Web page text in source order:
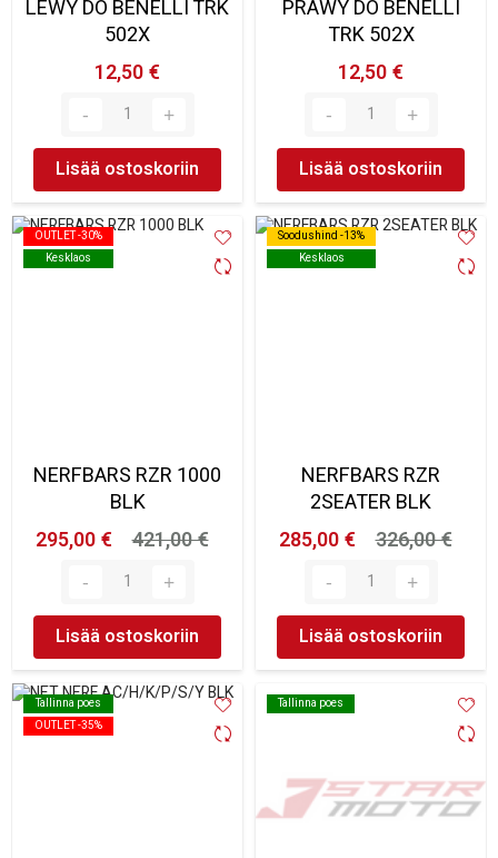
LEWY DO BENELLI TRK
502X
12,50 €
Lisää ostoskoriin
PRAWY DO BENELLI
TRK 502X
12,50 €
Lisää ostoskoriin
OUTLET -30%
Kesklaos
OUTLET -30%
Kesklaos
NERFBARS RZR 1000
BLK
295,00 €
421,00 €
Lisää ostoskoriin
Soodushind -13%
Kesklaos
Soodushind -13%
Kesklaos
NERFBARS RZR
2SEATER BLK
285,00 €
326,00 €
Lisää ostoskoriin
Tallinna poes
OUTLET -35%
Tallinna poes
OUTLET -35%
Tallinna poes
Tallinna poes